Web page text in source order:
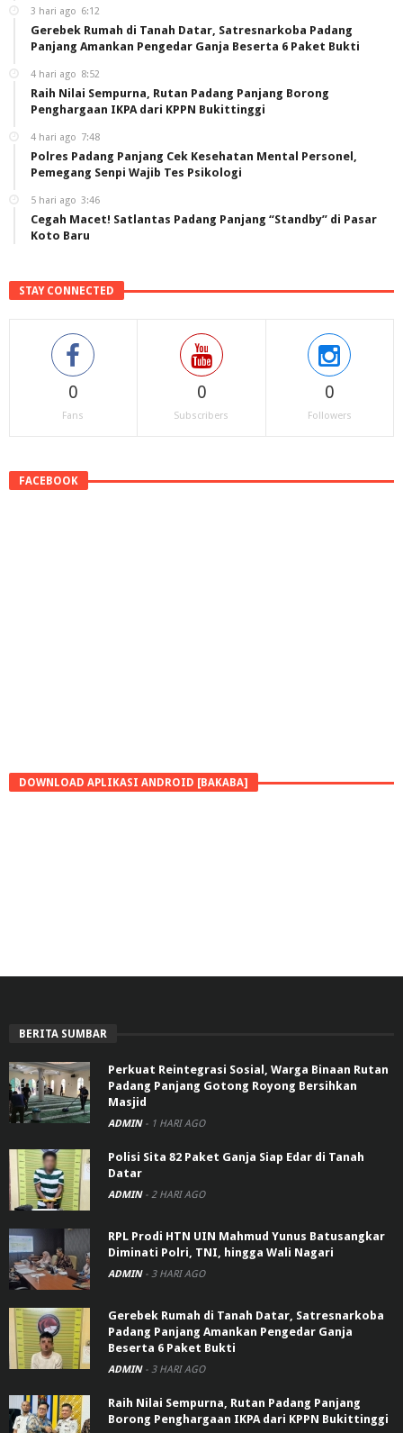
3 hari ago 6:12
Gerebek Rumah di Tanah Datar, Satresnarkoba Padang
Panjang Amankan Pengedar Ganja Beserta 6 Paket Bukti
4 hari ago 8:52
Raih Nilai Sempurna, Rutan Padang Panjang Borong
Penghargaan IKPA dari KPPN Bukittinggi
4 hari ago 7:48
Polres Padang Panjang Cek Kesehatan Mental Personel,
Pemegang Senpi Wajib Tes Psikologi
5 hari ago 3:46
Cegah Macet! Satlantas Padang Panjang “Standby” di Pasar
Koto Baru
STAY CONNECTED
0
Fans
0
Subscribers
0
Followers
FACEBOOK
DOWNLOAD APLIKASI ANDROID [BAKABA]
BERITA SUMBAR
Perkuat Reintegrasi Sosial, Warga Binaan Rutan
Padang Panjang Gotong Royong Bersihkan
Masjid
ADMIN - 1 HARI AGO
Polisi Sita 82 Paket Ganja Siap Edar di Tanah
Datar
ADMIN - 2 HARI AGO
RPL Prodi HTN UIN Mahmud Yunus Batusangkar
Diminati Polri, TNI, hingga Wali Nagari
ADMIN - 3 HARI AGO
Gerebek Rumah di Tanah Datar, Satresnarkoba
Padang Panjang Amankan Pengedar Ganja
Beserta 6 Paket Bukti
ADMIN - 3 HARI AGO
Raih Nilai Sempurna, Rutan Padang Panjang
Borong Penghargaan IKPA dari KPPN Bukittinggi